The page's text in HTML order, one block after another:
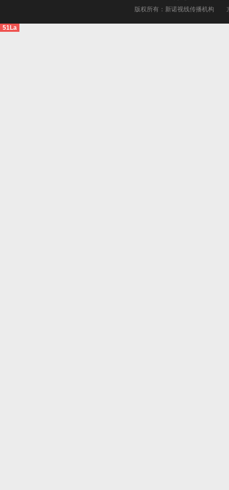
版权所有：新诺视线传播机构
51La